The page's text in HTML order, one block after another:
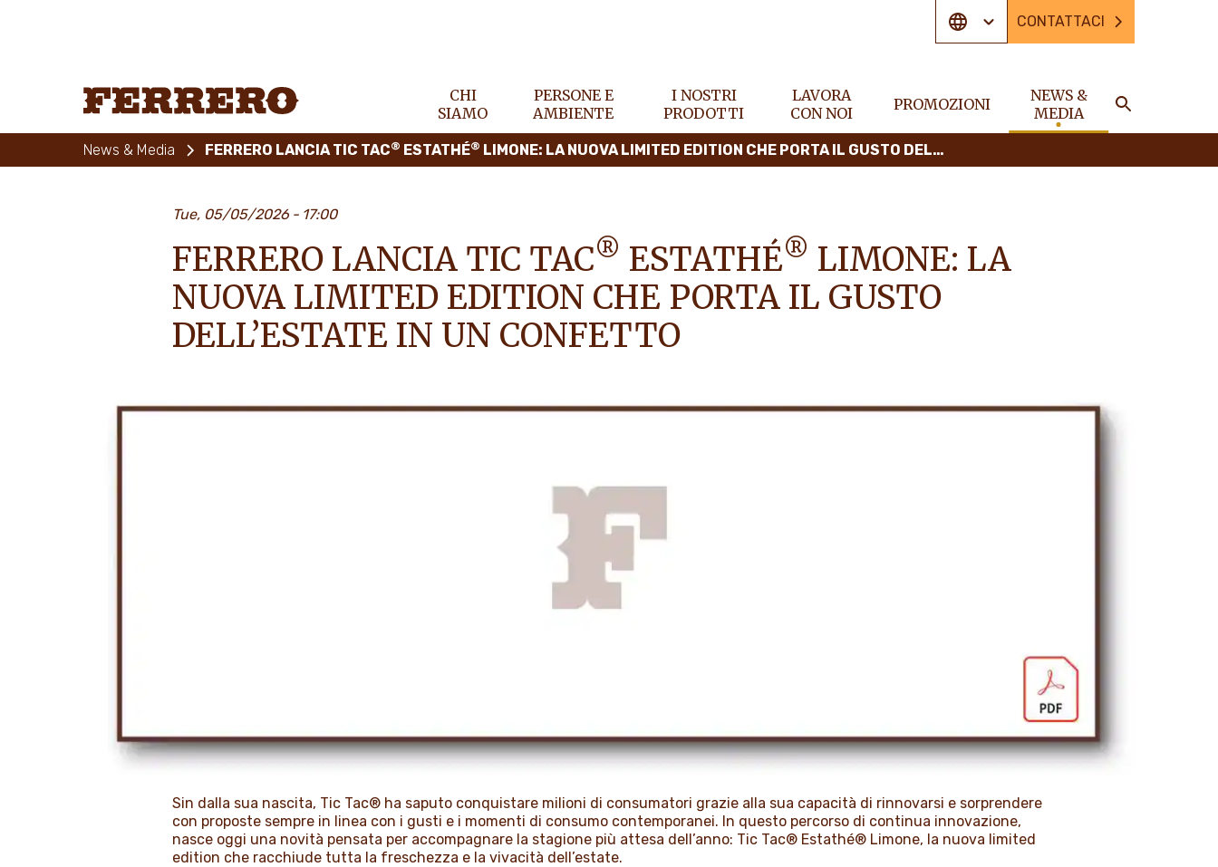
CHI
SIAMO
PERSONE E
AMBIENTE
I NOSTRI
PRODOTTI
LAVORA
CON NOI
PROMOZIONI
NEWS &
MEDIA
CONTATTACI
News & Media FERRERO LANCIA TIC TAC® ESTATHÉ® LIMONE: LA NUOVA LIMITED EDITION CHE PORTA IL GUSTO DELL’ESTATE IN UN CONFETTO
Tue, 05/05/2026 17:00
FERRERO LANCIA TIC TAC® ESTATHÉ® LIMONE: LA
NUOVA LIMITED EDITION CHE PORTA IL GUSTO
DELL’ESTATE IN UN CONFETTO
Sin dalla sua nascita, Tic Tac® ha saputo conquistare milioni di consumatori grazie alla sua capacità di rinnovarsi e sorprendere
con proposte sempre in linea con i gusti e i momenti di consumo contemporanei. In questo percorso di continua innovazione,
nasce oggi una novità pensata per accompagnare la stagione più attesa dell’anno: Tic Tac® Estathé® Limone, la nuova limited
edition che racchiude tutta la freschezza e la vivacità dell’estate.